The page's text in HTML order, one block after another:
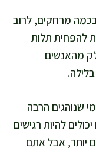
בכמה מרחקים, לרוב
להפחית תלות
מהאנשים
שנוהגים הרבה
להיות רגישים
יותר, אבל אתם